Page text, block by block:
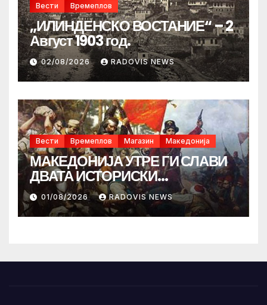
Вести Времеплов
„ИЛИНДЕНСКО ВОСТАНИЕ“ – 2
Август 1903 год.
02/08/2026 RADOVIS NEWS
Вести Времеплов Магазин Македонија
МАКЕДОНИЈА УТРЕ ГИ СЛАВИ
ДВАТА ИСТОРИСКИ
ИЛИНДЕНА!
01/08/2026 RADOVIS NEWS